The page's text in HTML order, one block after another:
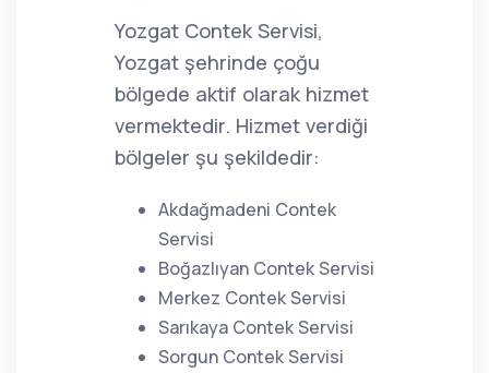
Yozgat Contek Servisi,
Yozgat şehrinde çoğu
bölgede aktif olarak hizmet
vermektedir. Hizmet verdiği
bölgeler şu şekildedir:
Akdağmadeni Contek
Servisi
Boğazlıyan Contek Servisi
Merkez Contek Servisi
Sarıkaya Contek Servisi
Sorgun Contek Servisi